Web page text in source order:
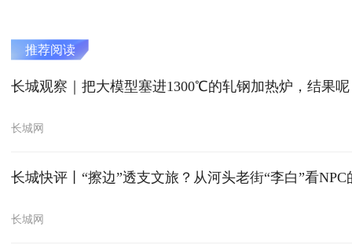
推荐阅读
长城观察｜把大模型塞进1300℃的轧钢加热炉，结果呢
长城网
长城快评丨“擦边”透支文旅？从河头老街“李白”看
长城网